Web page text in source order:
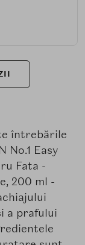
întrebările
No.1 Easy
Fata -
200 ml -
a prafului